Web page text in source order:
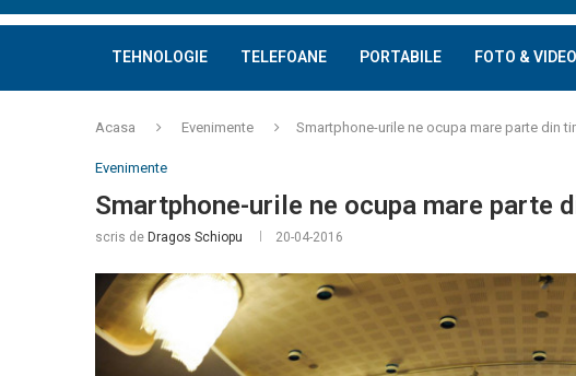
TEHNOLOGIE TELEFOANE PORTABILE FOTO & VIDEO
Acasa Evenimente Smartphone-urile ne ocupa mare parte din
Evenimente
Smartphone-urile ne ocupa mare parte
scris de Dragos Schiopu 20-04-2016